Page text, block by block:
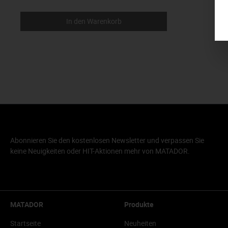
In den Warenkorb
Abonnieren Sie den kostenlosen Newsletter und verpassen Sie
keine Neuigkeiten oder HIT-Aktionen mehr von MATADOR.
MATADOR
Startseite
Produkte
Neuheiten